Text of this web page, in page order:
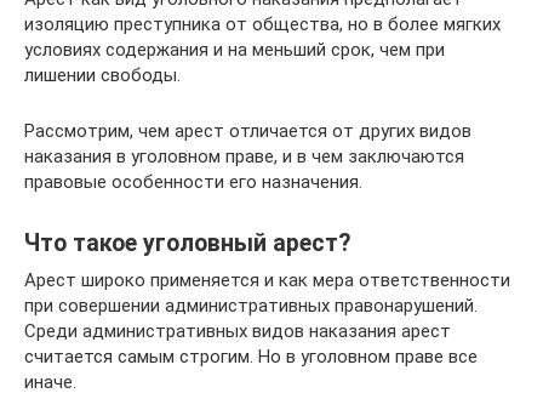
изоляцию преступника от общества, но в более мягких
условиях содержания и на меньший срок, чем при
лишении свободы.
Рассмотрим, чем арест отличается от других видов
наказания в уголовном праве, и в чем заключаются
правовые особенности его назначения.
Что такое уголовный арест?
Арест широко применяется и как мера ответственности
при совершении административных правонарушений.
Среди административных видов наказания арест
считается самым строгим. Но в уголовном праве все
иначе.